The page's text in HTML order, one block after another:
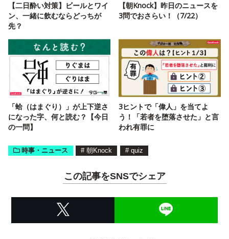
【二日酔い対策】ビールとワイ
ン、一緒に飲むならどっちが
先？
【朝Knock】昨日のニュースを
3問でおさらい！（7/22）
「蛤（はまぐり）」が上下逆さ
になった字、何と読む？【今日
の一問】
3ヒントで「偉人」を当てよ
う！「若者を堕落させた」と言
われ有罪に
時事・ニュース # 朝Knock # quiz
この記事をSNSでシェア